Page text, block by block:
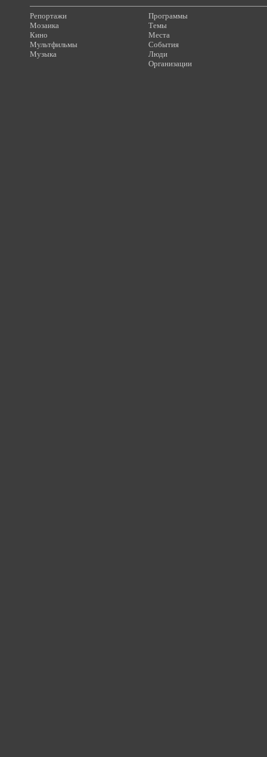
Репортажи
Мозаика
Кино
Мультфильмы
Музыка
Программы
Темы
Места
События
Люди
Организации